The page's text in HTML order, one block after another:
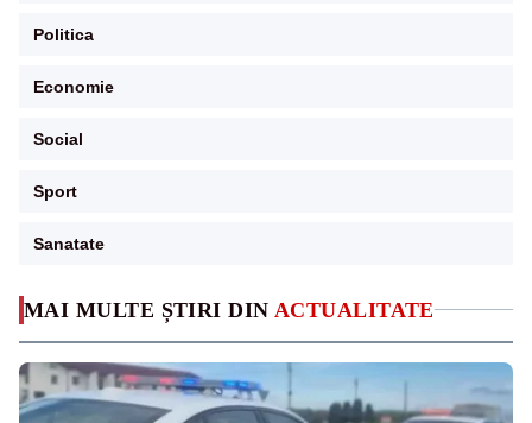
MAI MULTE ȘTIRI DIN ACTUALITATE
Politica
Economie
Social
Sport
Sanatate